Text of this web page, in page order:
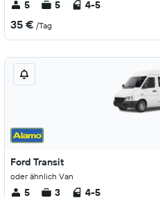
5 5 4-5
35 € /Tag
Ford Transit
oder ähnlich Van
5 3 4-5